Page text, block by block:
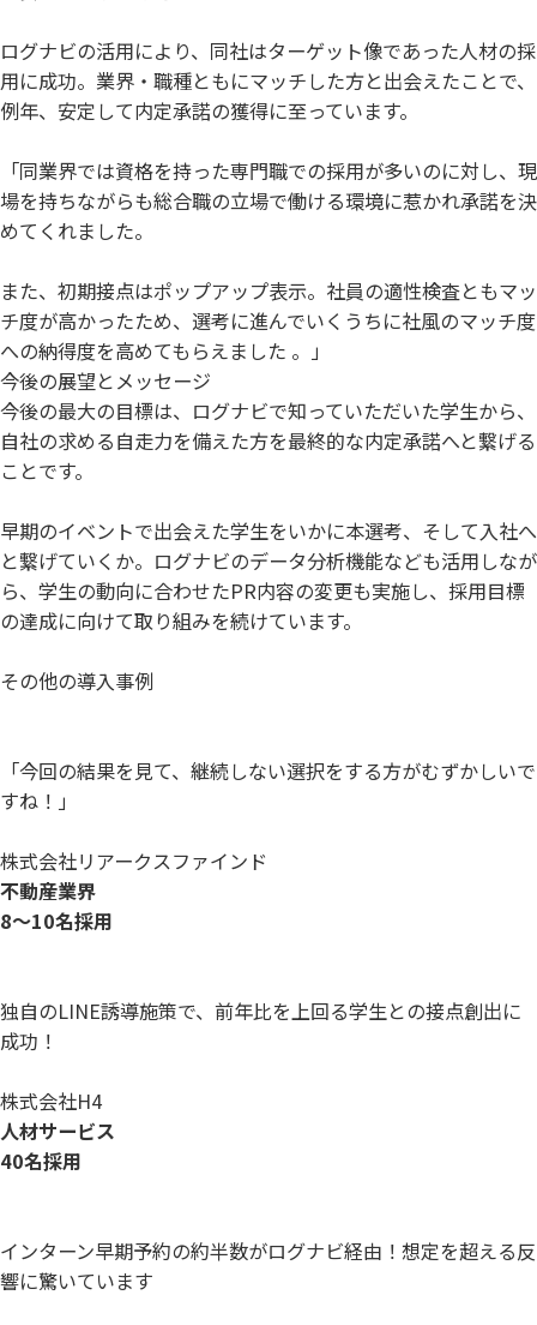
ログナビの活用により、同社はターゲット像であった人材の採
用に成功。業界・職種ともにマッチした方と出会えたことで、
例年、安定して内定承諾の獲得に至っています。
「同業界では資格を持った専門職での採用が多いのに対し、現
場を持ちながらも総合職の立場で働ける環境に惹かれ承諾を決
めてくれました。
また、初期接点はポップアップ表示。社員の適性検査ともマッ
チ度が高かったため、選考に進んでいくうちに社風のマッチ度
への納得度を高めてもらえました 。」
今後の展望とメッセージ
今後の最大の目標は、ログナビで知っていただいた学生から、
自社の求める自走力を備えた方を最終的な内定承諾へと繋げる
ことです。
早期のイベントで出会えた学生をいかに本選考、そして入社へ
と繋げていくか。ログナビのデータ分析機能なども活用しなが
ら、学生の動向に合わせたPR内容の変更も実施し、採用目標
の達成に向けて取り組みを続けています。
その他の導入事例
「今回の結果を見て、継続しない選択をする方がむずかしいで
すね！」
株式会社リアークスファインド
不動産業界
8〜10名採用
独自のLINE誘導施策で、前年比を上回る学生との接点創出に
成功！
株式会社H4
人材サービス
40名採用
インターン早期予約の約半数がログナビ経由！想定を超える反
響に驚いています